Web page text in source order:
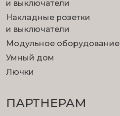
и выключатели
Накладные розетки
и выключатели
Модульное оборудование
Умный дом
Лючки
ПАРТНЕРАМ